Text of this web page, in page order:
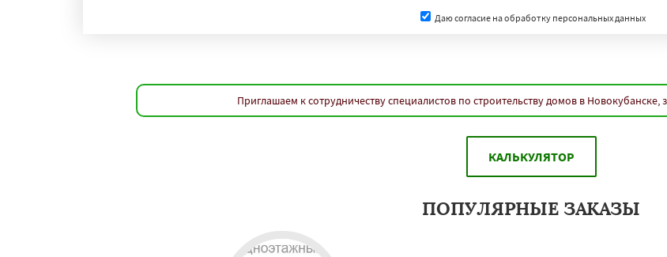
Даю согласие на обработку персональных данных
Приглашаем к сотрудничеству специалистов по строительству домов в Новокубанске,
КАЛЬКУЛЯТОР
ПОПУЛЯРНЫЕ ЗАКАЗЫ